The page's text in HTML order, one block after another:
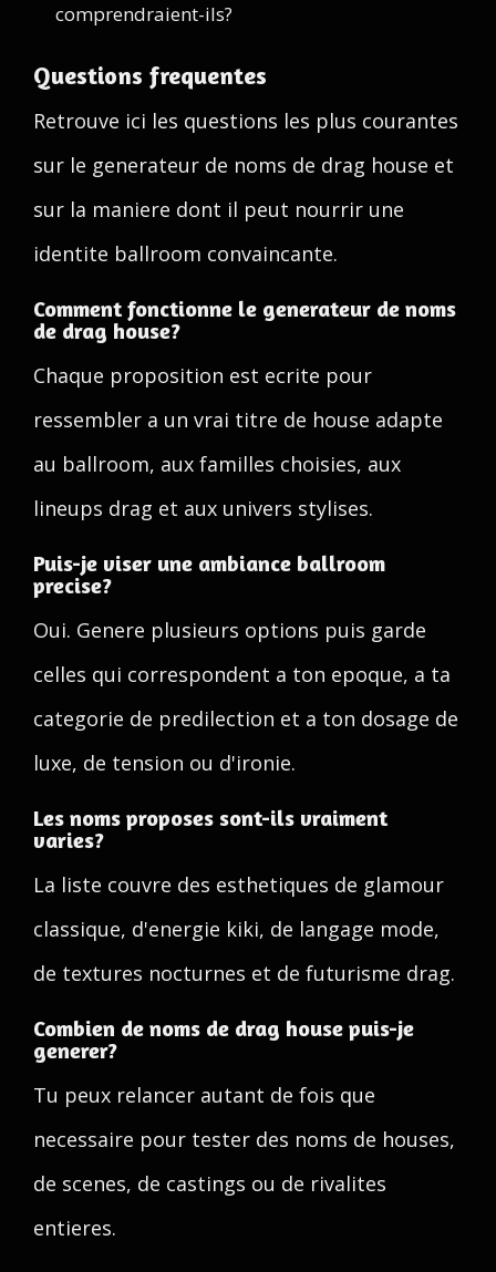
comprendraient-ils?
Questions frequentes
Retrouve ici les questions les plus courantes
sur le generateur de noms de drag house et
sur la maniere dont il peut nourrir une
identite ballroom convaincante.
Comment fonctionne le generateur de noms
de drag house?
Chaque proposition est ecrite pour
ressembler a un vrai titre de house adapte
au ballroom, aux familles choisies, aux
lineups drag et aux univers stylises.
Puis-je viser une ambiance ballroom
precise?
Oui. Genere plusieurs options puis garde
celles qui correspondent a ton epoque, a ta
categorie de predilection et a ton dosage de
luxe, de tension ou d'ironie.
Les noms proposes sont-ils vraiment
varies?
La liste couvre des esthetiques de glamour
classique, d'energie kiki, de langage mode,
de textures nocturnes et de futurisme drag.
Combien de noms de drag house puis-je
generer?
Tu peux relancer autant de fois que
necessaire pour tester des noms de houses,
de scenes, de castings ou de rivalites
entieres.